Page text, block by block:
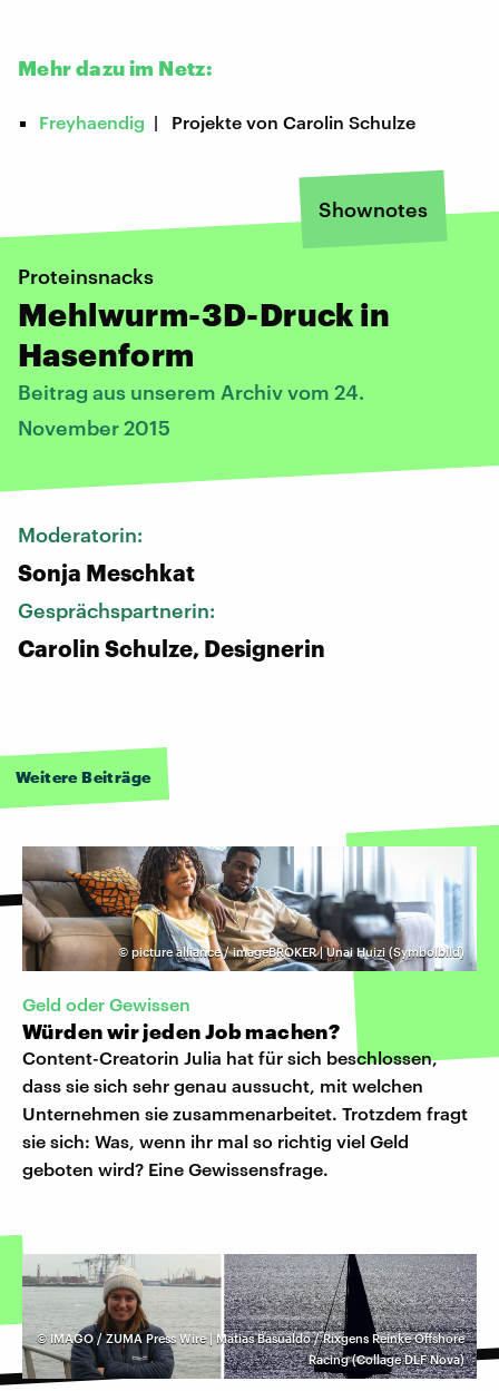
Mehr dazu im Netz:
Freyhaendig | Projekte von Carolin Schulze
Shownotes
Proteinsnacks
Mehlwurm-3D-Druck in
Hasenform
Beitrag aus unserem Archiv vom 24.
November 2015
Moderatorin:
Sonja Meschkat
Gesprächspartnerin:
Carolin Schulze, Designerin
Weitere Beiträge
© picture alliance / imageBROKER | Unai Huizi (Symbolbild)
Geld oder Gewissen
Würden wir jeden Job machen?
Content-Creatorin Julia hat für sich beschlossen,
dass sie sich sehr genau aussucht, mit welchen
Unternehmen sie zusammenarbeitet. Trotzdem fragt
sie sich: Was, wenn ihr mal so richtig viel Geld
geboten wird? Eine Gewissensfrage.
©IMAGO / ZUMA Press Wire | Matias Basualdo / Rixgens Reinke Offshore
Racing (Collage DLF Nova)